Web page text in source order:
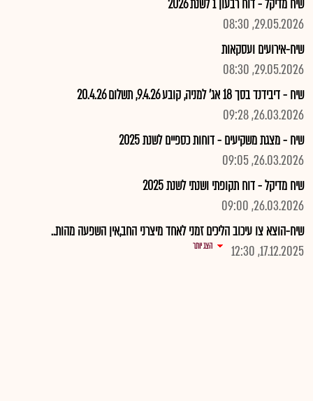
שיח מדיקל - דוח רבעון 1 לשנת 2026
29.05.2026, 08:30
שיח-אירועים ועסקאות
29.05.2026, 08:30
שיח - דיבידנד בסך 18 אג' למניה, קובע 9.4.26, תשלום 20.4.26
26.03.2026, 09:28
שיח - מצגת משקיעים - דוחות כספיים לשנת 2025
26.03.2026, 09:05
שיח מדיקל - דוח תקופתי ושנתי לשנת 2025
26.03.2026, 09:00
שיח-הוצא צו עיכוב הליכים זמני לאחד מיצרני החב,אין השפעה מהות..
17.12.2025, 12:30
הצג יותר